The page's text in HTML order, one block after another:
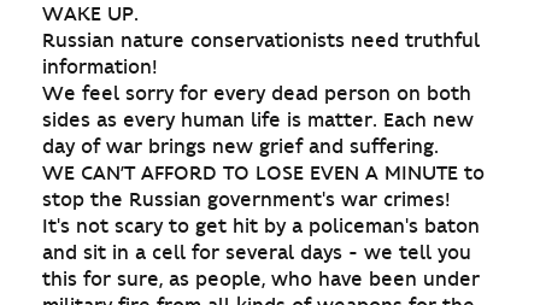
WAKE UP.
Russian nature conservationists need truthful
information!
We feel sorry for every dead person on both
sides as every human life is matter. Each new
day of war brings new grief and suffering.
WE CAN’T AFFORD TO LOSE EVEN A MINUTE to
stop the Russian government's war crimes!
It's not scary to get hit by a policeman's baton
and sit in a cell for several days - we tell you
this for sure, as people, who have been under